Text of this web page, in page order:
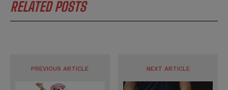
RELATED POSTS
PREVIOUS ARTICLE NEXT ARTICLE